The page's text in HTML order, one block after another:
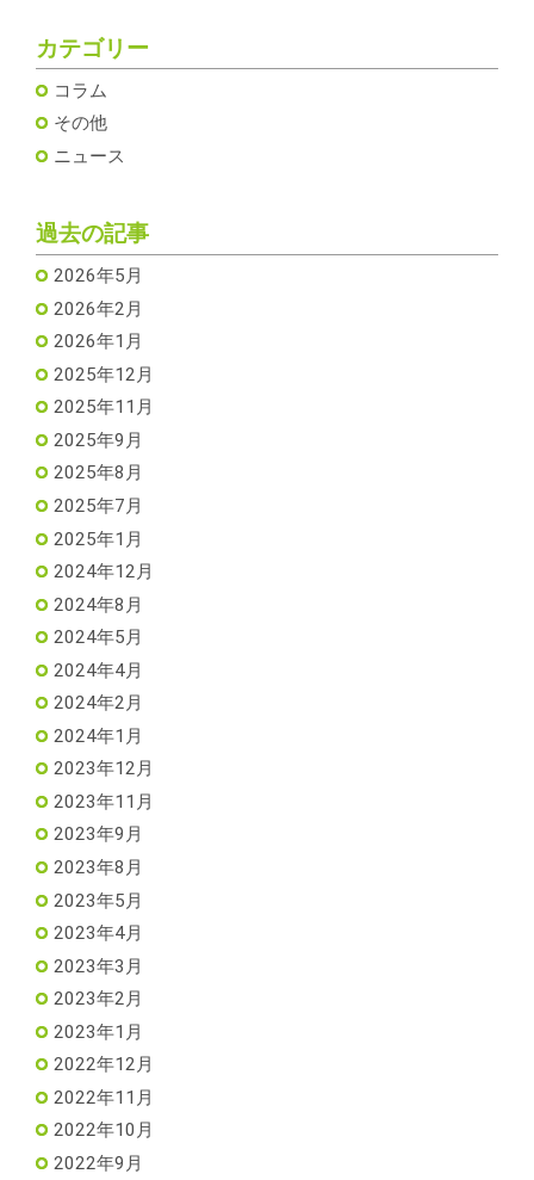
カテゴリー
コラム
その他
ニュース
過去の記事
2026年5月
2026年2月
2026年1月
2025年12月
2025年11月
2025年9月
2025年8月
2025年7月
2025年1月
2024年12月
2024年8月
2024年5月
2024年4月
2024年2月
2024年1月
2023年12月
2023年11月
2023年9月
2023年8月
2023年5月
2023年4月
2023年3月
2023年2月
2023年1月
2022年12月
2022年11月
2022年10月
2022年9月